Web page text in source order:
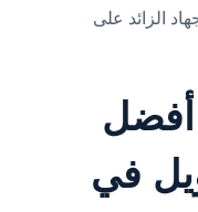
الزائد على
أفضل
في